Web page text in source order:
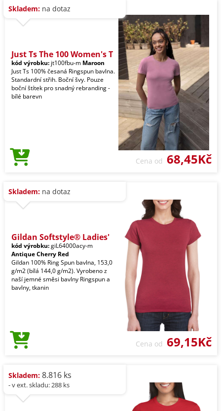
Skladem: na dotaz
Just Ts The 100 Women's T
kód výrobku: jt100fbu-m Maroon
Just Ts 100% česaná Ringspun bavlna.
Standardní střih. Boční švy. Pouze
boční štítek pro snadný rebranding -
bílé barevn
Cena od 68,45Kč
Skladem: na dotaz
Gildan Softstyle® Ladies'
kód výrobku:giL64000acy-m
Antique Cherry Red
Gildan 100% Ring Spun bavlna, 153,0
g/m2 (bílá 144,0 g/m2). Vyrobeno z
naší jemné směsi bavlny Ringspun a
bavlny, tkanin
Cena od 69,15Kč
Skladem: 8.816 ks
- v ext. skladu: 288 ks